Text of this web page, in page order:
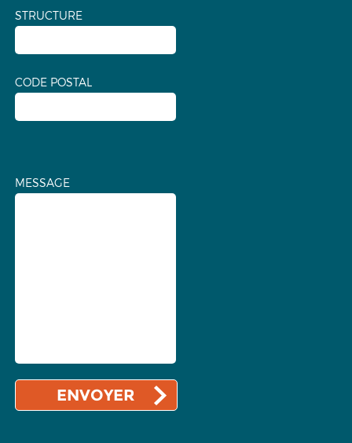
STRUCTURE
CODE POSTAL
MESSAGE